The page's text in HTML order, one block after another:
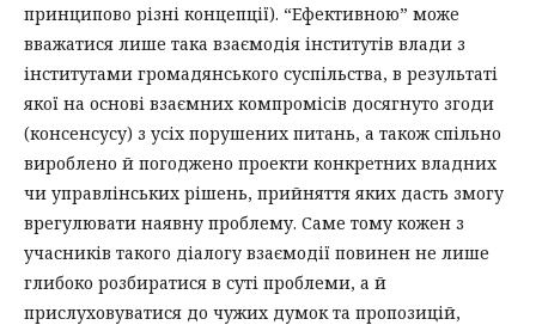
принципово різні концепції). “Ефективною” може
вважатися лише така взаємодія інститутів влади з
інститутами громадянського суспільства, в результаті
якої на основі взаємних компромісів досягнуто згоди
(консенсусу) з усіх порушених питань, а також спільно
вироблено й погоджено проекти конкретних владних
чи управлінських рішень, прийняття яких дасть змогу
врегулювати наявну проблему. Саме тому кожен з
учасників такого діалогу взаємодії повинен не лише
глибоко розбиратися в суті проблеми, а й
прислуховуватися до чужих думок та пропозицій,